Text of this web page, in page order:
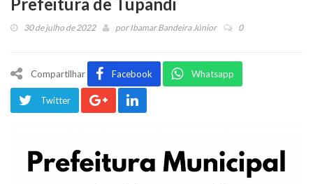
30 de julho de 2022 porIbamar Bandeira Júnior 0
Compartilhar Facebook Whatsapp
Twitter